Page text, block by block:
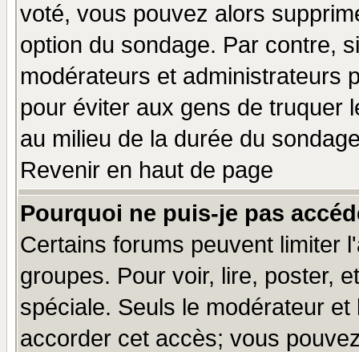
voté, vous pouvez alors
option du sondage. Par contre,
modérateurs et administrateurs
pour éviter aux gens de truquer
au milieu de la durée du
Revenir en haut de page
Pourquoi ne puis-je pas
Certains forums peuvent limiter
groupes. Pour voir, lire, poster,
spéciale. Seuls le modérateur
accorder cet accès; vous